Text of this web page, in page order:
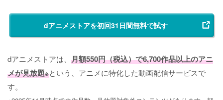
dアニメストアを初回31日間無料で試す
dアニメストアは、 月額550円（税込）で6,700作品以上のアニ
メが見放題※という、アニメに特化した動画配信サービスで
す。